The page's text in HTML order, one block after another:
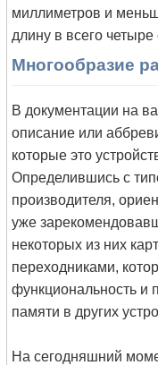
миллиметров и
длину в всего четыре
Многообразие
В документации на
описание или
которые это
Определившись с
производителя,
уже
некоторых из них
переходниками,
функциональность и
памяти в других
На сегодняшний